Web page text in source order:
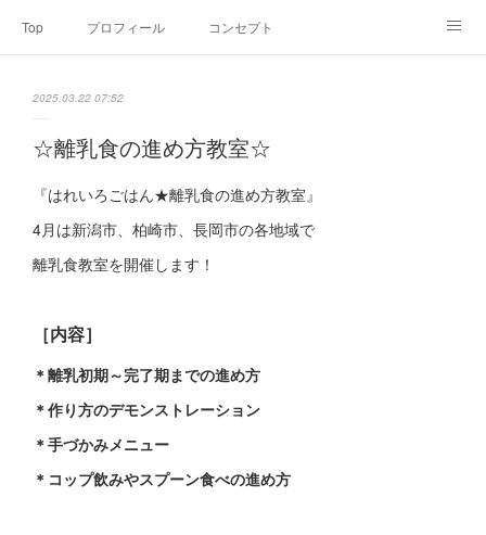
Top プロフィール コンセプト
SNS
2025.03.22 07:52
☆離乳食の進め方教室☆
『はれいろごはん★離乳食の進め方教室』
4月は新潟市、柏崎市、長岡市の各地域で
離乳食教室を開催します！
［内容］
＊離乳初期～完了期までの進め方
＊作り方のデモンストレーション
＊手づかみメニュー
＊コップ飲みやスプーン食べの進め方